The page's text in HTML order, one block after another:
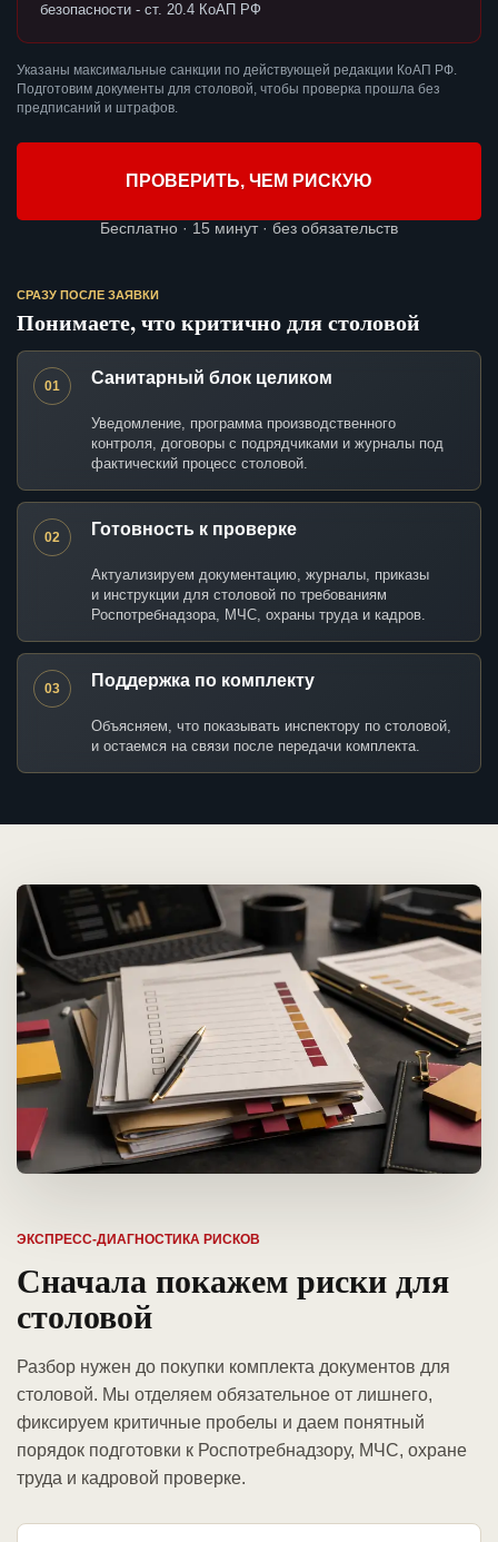
безопасности - ст. 20.4 КоАП РФ
Указаны максимальные санкции по действующей редакции КоАП РФ.
Подготовим документы для столовой, чтобы проверка прошла без
предписаний и штрафов.
ПРОВЕРИТЬ, ЧЕМ РИСКУЮ
Бесплатно · 15 минут · без обязательств
СРАЗУ ПОСЛЕ ЗАЯВКИ
Понимаете, что критично для столовой
01 Санитарный блок целиком
Уведомление, программа производственного
контроля, договоры с подрядчиками и журналы под
фактический процесс столовой.
02 Готовность к проверке
Актуализируем документацию, журналы, приказы
и инструкции для столовой по требованиям
Роспотребнадзора, МЧС, охраны труда и кадров.
03 Поддержка по комплекту
Объясняем, что показывать инспектору по столовой,
и остаемся на связи после передачи комплекта.
ЭКСПРЕСС-ДИАГНОСТИКА РИСКОВ
Сначала покажем риски для
столовой
Разбор нужен до покупки комплекта документов для
столовой. Мы отделяем обязательное от лишнего,
фиксируем критичные пробелы и даем понятный
порядок подготовки к Роспотребнадзору, МЧС, охране
труда и кадровой проверке.